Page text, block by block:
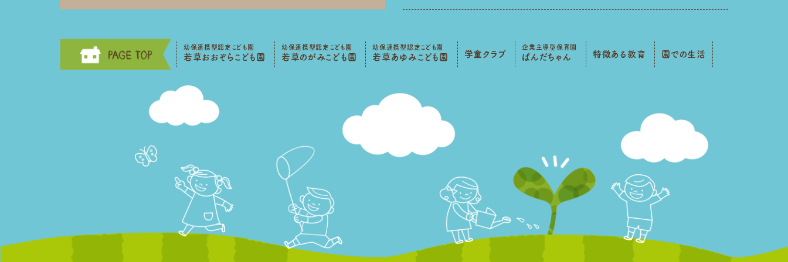
幼保連携型認定こども園
若草おおぞらこども園
幼保連携型認定こども園
若草のがみこども園
幼保連携型認定こども園
若草あゆみこども園 学童クラブ
企業主導型保育園
ぱんだちゃん 特徴ある教育 園での生活